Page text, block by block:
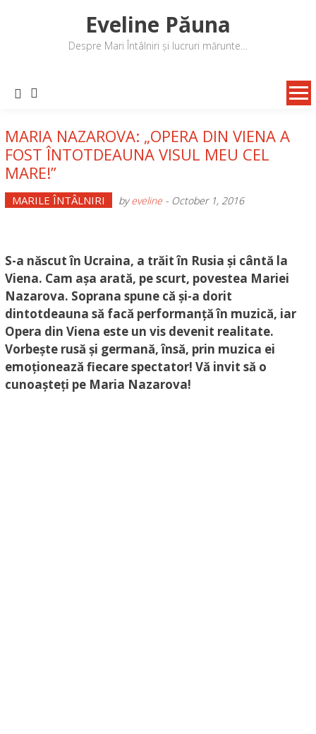
Eveline Păuna
Despre Mari Întâlniri și lucruri mărunte…
MARIA NAZAROVA: „OPERA DIN VIENA A
FOST ÎNTOTDEAUNA VISUL MEU CEL
MARE!”
MARILE ÎNTÂLNIRI byeveline- October 1, 2016
S-a născut în Ucraina, a trăit în Rusia și cântă la
Viena. Cam așa arată, pe scurt, povestea Mariei
Nazarova. Soprana spune că și-a dorit
dintotdeauna să facă performanță în muzică, iar
Opera din Viena este un vis devenit realitate.
Vorbește rusă și germană, însă, prin muzica ei
emoționează fiecare spectator! Vă invit să o
cunoașteți pe Maria Nazarova!